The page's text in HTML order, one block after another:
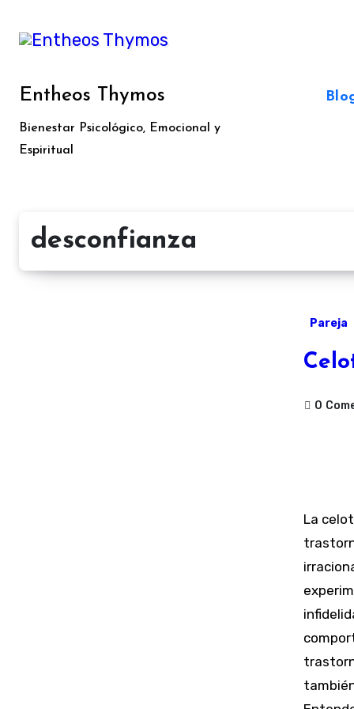
Entheos Thymos
Bienestar Psicológico, Emocional y
Espiritual
desconfianza
Pareja
0
La celotipia, también conocida como celopatía, es un